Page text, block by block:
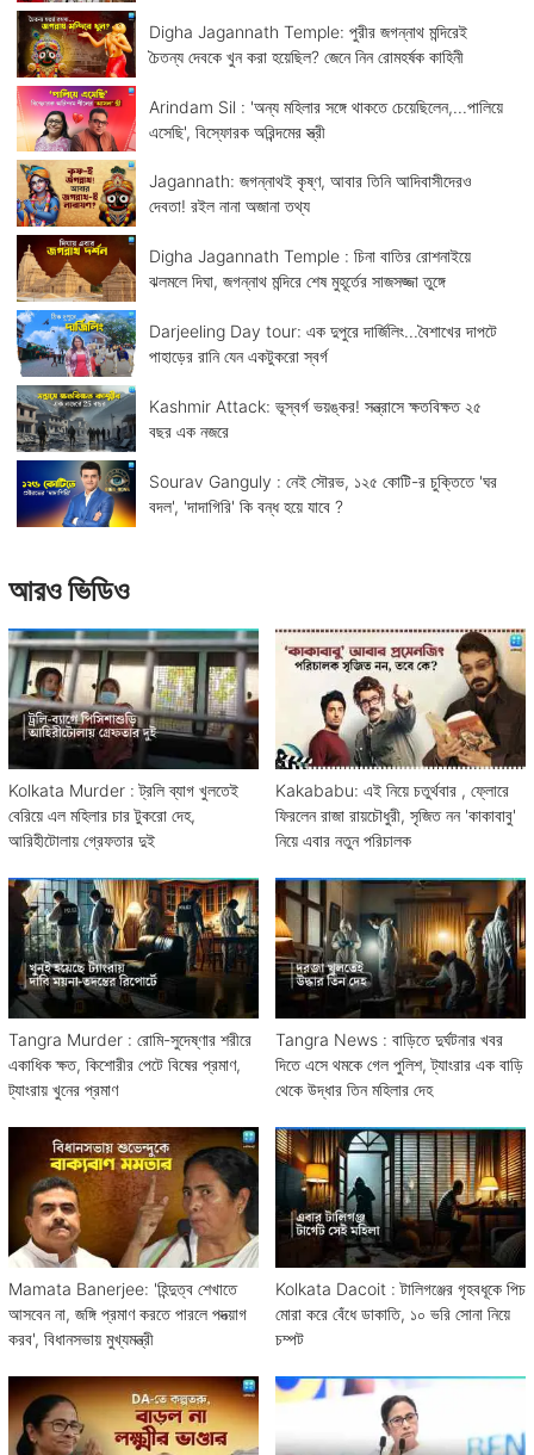
Digha Jagannath Temple: পুরীর জগন্নাথ মন্দিরেই
চৈতন্য দেবকে খুন করা হয়েছিল? জেনে নিন রোমহর্ষক কাহিনী
Arindam Sil : 'অন্য মহিলার সঙ্গে থাকতে চেয়েছিলেন,...পালিয়ে
এসেছি', বিস্ফোরক অরিন্দমের স্ত্রী
Jagannath: জগন্নাথই কৃষ্ণ, আবার তিনি আদিবাসীদেরও
দেবতা! রইল নানা অজানা তথ্য
Digha Jagannath Temple : চিনা বাতির রোশনাইয়ে
ঝলমলে দিঘা, জগন্নাথ মন্দিরে শেষ মুহূর্তের সাজসজ্জা তুঙ্গে
Darjeeling Day tour: এক দুপুরে দার্জিলিং...বৈশাখের দাপটে
পাহাড়ের রানি যেন একটুকরো স্বর্গ
Kashmir Attack: ভূস্বর্গ ভয়ঙ্কর! সন্ত্রাসে ক্ষতবিক্ষত ২৫
বছর এক নজরে
Sourav Ganguly : নেই সৌরভ, ১২৫ কোটি-র চুক্তিতে 'ঘর
বদল', 'দাদাগিরি' কি বন্ধ হয়ে যাবে ?
আরও ভিডিও
Kolkata Murder : ট্রলি ব্যাগ খুলতেই
বেরিয়ে এল মহিলার চার টুকরো দেহ,
আরিহীটোলায় গ্রেফতার দুই
Kakababu: এই নিয়ে চতুর্থবার , ফ্লোরে
ফিরলেন রাজা রায়চৌধুরী, সৃজিত নন 'কাকাবাবু'
নিয়ে এবার নতুন পরিচালক
Tangra Murder : রোমি-সুদেষ্ণার শরীরে
একাধিক ক্ষত, কিশোরীর পেটে বিষের প্রমাণ,
ট্যাংরায় খুনের প্রমাণ
Tangra News : বাড়িতে দুর্ঘটনার খবর
দিতে এসে থমকে গেল পুলিশ, ট্যাংরার এক বাড়ি
থেকে উদ্ধার তিন মহিলার দেহ
Mamata Banerjee: 'হিন্দুত্ব শেখাতে
আসবেন না, জঙ্গি প্রমাণ করতে পারলে পদত্য়াগ
করব', বিধানসভায় মুখ্যমন্ত্রী
Kolkata Dacoit : টালিগঞ্জের গৃহবধূকে পিচ
মোরা করে বেঁধে ডাকাতি, ১০ ভরি সোনা নিয়ে
চম্পট